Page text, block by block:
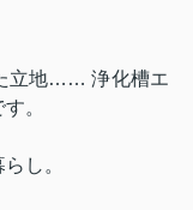
立地…… 浄化槽エ
。
し。